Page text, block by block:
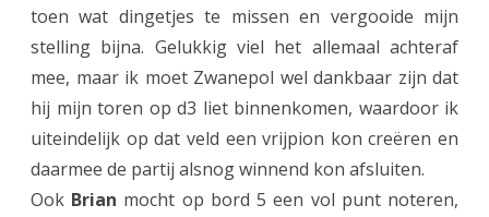
g
s
t
toen wat dingetjes te missen en vergooide mijn
stelling bijna. Gelukkig viel het allemaal achteraf
mee, maar ik moet Zwanepol wel dankbaar zijn dat
hij mijn toren op d3 liet binnenkomen, waardoor ik
uiteindelijk op dat veld een vrijpion kon creëren en
daarmee de partij alsnog winnend kon afsluiten.
Ook Brian mocht op bord 5 een vol punt noteren,